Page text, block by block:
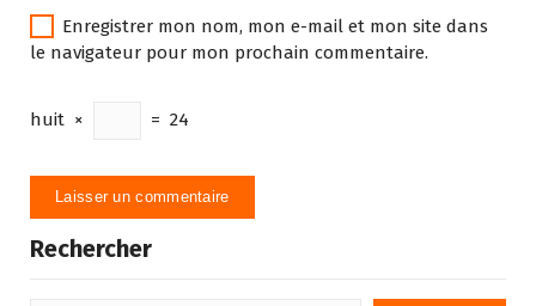
Enregistrer mon nom, mon e-mail et mon site dans
le navigateur pour mon prochain commentaire.
huit × = 24
Rechercher